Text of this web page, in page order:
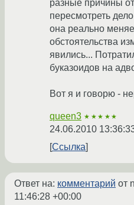
разные причины
пересмотреть
она реально
обстоятельства
явились...
буказоидов на
Вот я и говорю -
queen3 ★★★★★
24.06.2010
Ссылка
Ответ на: комментарий от
11:46:28 +00:00